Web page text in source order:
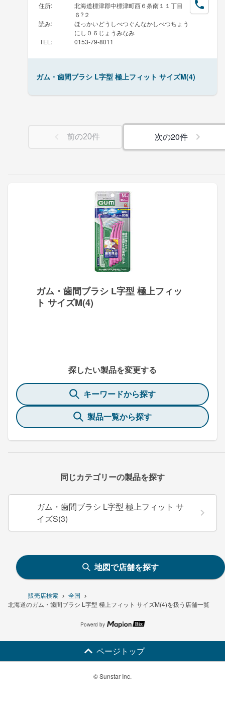
販売店検索
全国
北海道のガム・歯間ブラシ L字型 極上フィット サイズM(4)を扱う店舗一覧
ガム・歯間ブラシ L字型 極上フィッ
ト サイズM(4)
探したい製品を変更する
キーワードから探す
製品一覧から探す
同じカテゴリーの製品を探す
ガム・歯間ブラシ L字型 極上フィット サ
イズS(3)
住所:
北海道標津郡中標津町西６条南１１丁目
６?２
読み:
ほっかいどうしべつぐんなかしべつちょう
にし０６じょうみなみ
TEL : 0153-79-8011
ガム・歯間ブラシ L字型 極上フィット サイズM(4)
前の20件 次の20件
地図で店舗を探す
Powerd by
ページトップ
© Sunstar Inc.